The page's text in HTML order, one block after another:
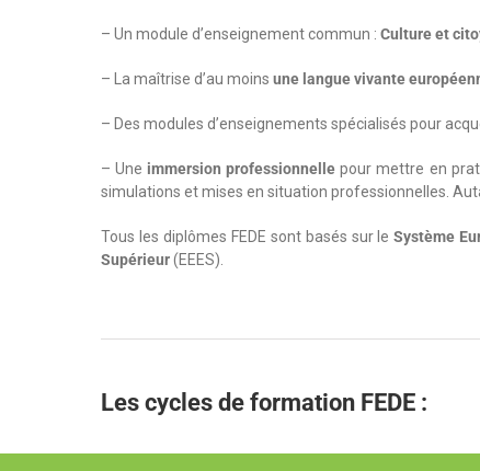
– Un module d’enseignement commun : Culture et
– La maîtrise d’au moins une langue vivante
– Des modules d’enseignements spécialisés pour
– Une immersion professionnelle pour mettre en
simulations et mises en situation professionnelles.
Tous les diplômes FEDE sont basés sur leSystème
Supérieur(EEES).
Les cycles de formation FEDE :